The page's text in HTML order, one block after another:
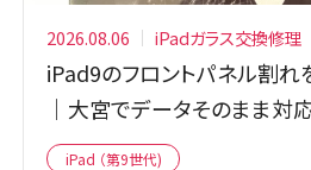
2026.08.06 iPadガラス交換修理
iPad9のフロントパネル割
｜大宮でデータそのまま対
iPad （第9世代)